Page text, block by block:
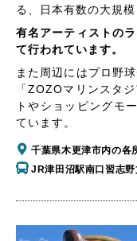
る、日本有数の大規
有名アーティストの
て行われています。
また周辺にはプロ野
「ZOZOマリンスタ
トやショッピングモ
ています。
千葉県木更津市内の各
JR津田沼駅南口習志